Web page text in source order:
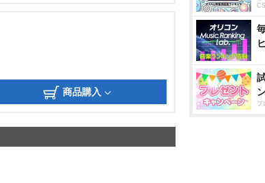
商品購入
プ